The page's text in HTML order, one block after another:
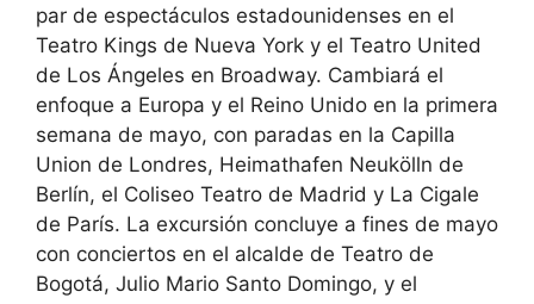
par de espectáculos estadounidenses en el
Teatro Kings de Nueva York y el Teatro United
de Los Ángeles en Broadway. Cambiará el
enfoque a Europa y el Reino Unido en la primera
semana de mayo, con paradas en la Capilla
Union de Londres, Heimathafen Neukölln de
Berlín, el Coliseo Teatro de Madrid y La Cigale
de París. La excursión concluye a fines de mayo
con conciertos en el alcalde de Teatro de
Bogotá, Julio Mario Santo Domingo, y el